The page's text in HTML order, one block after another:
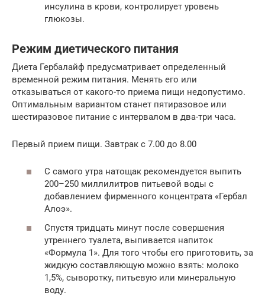
инсулина в крови, контролирует уровень
глюкозы.
Режим диетического питания
Диета Гербалайф предусматривает определенный
временной режим питания. Менять его или
отказываться от какого-то приема пищи недопустимо.
Оптимальным вариантом станет пятиразовое или
шестиразовое питание с интервалом в два-три часа.
Первый прием пищи. Завтрак с 7.00 до 8.00
С самого утра натощак рекомендуется выпить
200–250 миллилитров питьевой воды с
добавлением фирменного концентрата «Гербал
Алоэ».
Спустя тридцать минут после совершения
утреннего туалета, выпивается напиток
«Формула 1». Для того чтобы его приготовить, за
жидкую составляющую можно взять: молоко
1,5%, сыворотку, питьевую или минеральную
воду.